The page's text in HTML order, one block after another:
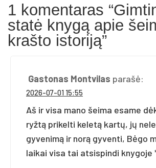
1 komentaras
sta­tė kny­gą apie
kraš­to is­to­ri­ją”
Gastonas Montvilas parašė:
2026-07-01 15:55
Aš ir visa mano šeima esame
ryžtą prikelti keletą kartų, jų
gyvenimą ir norą gyventi, Bėgo
laikai visa tai atsispindi knygoje